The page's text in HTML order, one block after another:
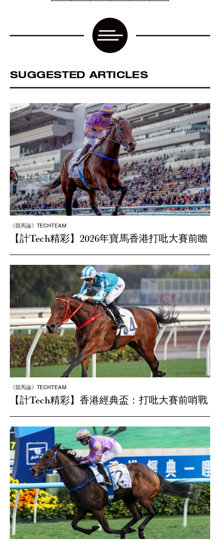
SUGGESTED ARTICLES
《競馬論》TECHTEAM
【計Tech精彩】2026年寶馬香港打吡大賽前瞻
《競馬論》TECHTEAM
【計Tech精彩】香港經典盃：打吡大賽前哨戰